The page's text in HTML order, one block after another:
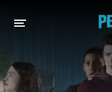
INICIO